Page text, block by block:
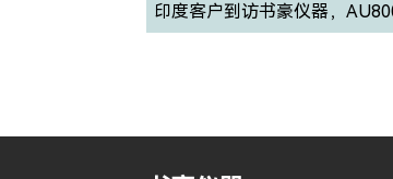
印度客户到访书豪仪器，